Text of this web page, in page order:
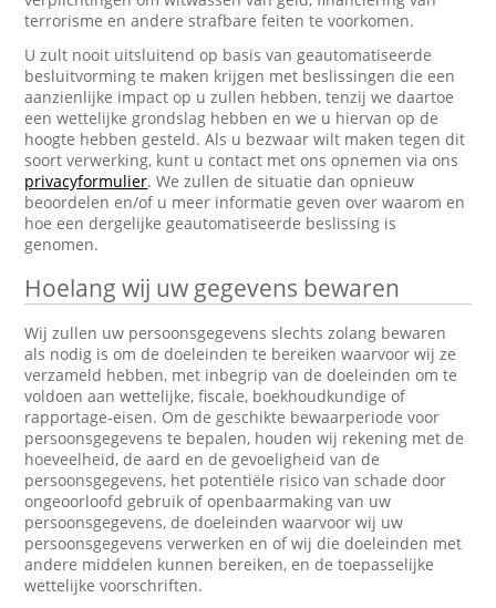
terrorisme en andere strafbare feiten te voorkomen.
U zult nooit uitsluitend op basis van geautomatiseerde
besluitvorming te maken krijgen met beslissingen die een
aanzienlijke impact op u zullen hebben, tenzij we daartoe
een wettelijke grondslag hebben en we u hiervan op de
hoogte hebben gesteld. Als u bezwaar wilt maken tegen dit
soort verwerking, kunt u contact met ons opnemen via ons
privacyformulier. We zullen de situatie dan opnieuw
beoordelen en/of u meer informatie geven over waarom en
hoe een dergelijke geautomatiseerde beslissing is
genomen.
Hoelang wij uw gegevens bewaren
Wij zullen uw persoonsgegevens slechts zolang bewaren
als nodig is om de doeleinden te bereiken waarvoor wij ze
verzameld hebben, met inbegrip van de doeleinden om te
voldoen aan wettelijke, fiscale, boekhoudkundige of
rapportage-eisen. Om de geschikte bewaarperiode voor
persoonsgegevens te bepalen, houden wij rekening met de
hoeveelheid, de aard en de gevoeligheid van de
persoonsgegevens, het potentiële risico van schade door
ongeoorloofd gebruik of openbaarmaking van uw
persoonsgegevens, de doeleinden waarvoor wij uw
persoonsgegevens verwerken en of wij die doeleinden met
andere middelen kunnen bereiken, en de toepasselijke
wettelijke voorschriften.